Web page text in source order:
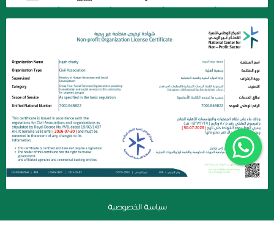
سياسة الخصوصية